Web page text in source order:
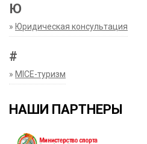
Ю
» Юридическая консультация
#
» MICE-туризм
НАШИ ПАРТНЕРЫ